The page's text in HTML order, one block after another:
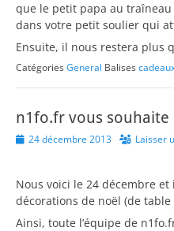
que le petit papa au
dans votre petit soulier qui
Ensuite, il nous restera plus
CatégoriesGeneral Balises
n1fo.fr vous
Posted
24 décembre 2013 Laisser
Nous voici le 24 décembre
décorations de noël (de
Ainsi, toute l’équipe de